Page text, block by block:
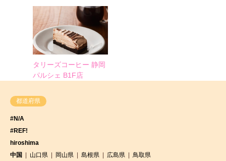
タリーズコーヒー 静岡
パルシェ B1F店
都道府県
#N/A
#REF!
hiroshima
中国
山口県 岡山県 島根県 広島県
鳥取県